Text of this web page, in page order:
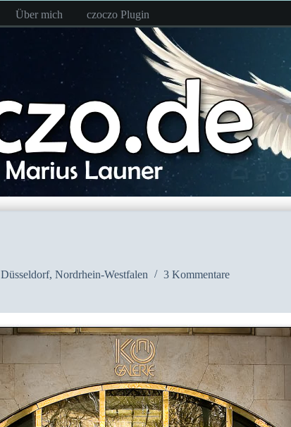
Über mich czoczo Plugin
Düsseldorf, Nordrhein-Westfalen 3 Kommentare